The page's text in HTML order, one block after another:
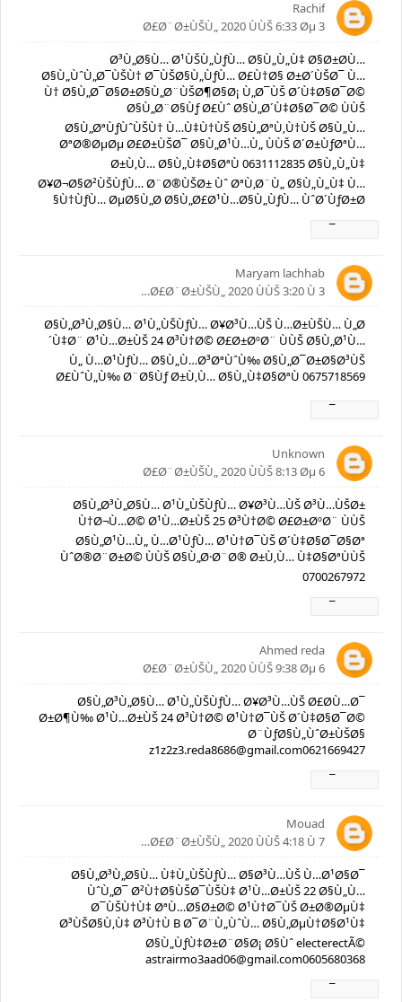
Rachif
3 Ø£Ø¨Ø±ÙŠÙ„ 2020 ÙÙŠ 6:33 Øµ
Ø³Ù„Ø§Ù… Ø¹ÙŠÙ„ÙƒÙ… Ø§Ù„Ù„Ù‡ Ø§Ø±Ø­Ù…
Ø§Ù„ÙˆÙ„Ø¯ÙŠÙ† Ø¯ÙŠØ§Ù„ÙƒÙ… Ø£Ù†Ø§ Ø±Ø´ÙŠØ¯ Ù…
Ù† Ø§Ù„Ø¯Ø§Ø±Ø§Ù„Ø¨ÙŠØ¶Ø§Ø¡ Ù„Ø¯ÙŠ Ø´Ù‡Ø§Ø¯Ø©
Ø§Ù„Ø¨Ø§Ùƒ Ø£Ùˆ Ø§Ù„Ø´Ù‡Ø§Ø¯Ø© ÙÙŠ
Ø§Ù„ØªÙƒÙˆÙŠÙ† Ù…Ù‡Ù†ÙŠ Ø§Ù„ØªÙ‚Ù†ÙŠ Ø§Ù„Ù…
ØªØ®ØµØµ Ø£Ø±ÙŠØ¯ Ø§Ù„Ø¹Ù…Ù„ ÙÙŠ Ø´Ø±ÙƒØªÙ…
Ø±Ù‚Ù… Ø§Ù„Ù‡Ø§ØªÙ 0631112835 Ø§Ù„Ù„Ù‡
Ø¥Ø¬Ø§Ø²ÙŠÙƒÙ… Ø¨Ø®ÙŠØ± Ùˆ ØªÙ‚Ø¨Ù„ Ø§Ù„Ù„Ù‡ Ù…
Ù†ÙƒÙ… ØµØ§Ù„Ø­ Ø§Ù„Ø£Ø¹Ù…Ø§Ù„ÙƒÙ… ÙˆØ´ÙƒØ±Ø§
Maryam lachhab
3 Ø£Ø¨Ø±ÙŠÙ„ 2020 ÙÙŠ 3:20 Ù…
Ø§Ù„Ø³Ù„Ø§Ù… Ø¹Ù„ÙŠÙƒÙ… Ø¥Ø³Ù…ÙŠ Ù…Ø±ÙŠÙ… Ù„Ø
´Ù‡Ø¨ Ø¹Ù…Ø±ÙŠ 24 Ø³Ù†Ø© Ø£Ø±ØºØ¨ ÙÙŠ Ø§Ù„Ø¹Ù…
Ù„ Ù…Ø¹ÙƒÙ… Ø§Ù„Ù…Ø³ØªÙˆÙ‰ Ø§Ù„Ø¯Ø±Ø§Ø³ÙŠ
Ø£ÙˆÙ„Ù‰ Ø¨Ø§Ùƒ Ø±Ù‚Ù… Ø§Ù„Ù‡Ø§ØªÙ 0675718569
Unknown
6 Ø£Ø¨Ø±ÙŠÙ„ 2020 ÙÙŠ 8:13 Øµ
Ø§Ù„Ø³Ù„Ø§Ù… Ø¹Ù„ÙŠÙƒÙ… Ø¥Ø³Ù…ÙŠ Ø³Ù…ÙŠØ±
Ù†Ø¬Ù…Ø© Ø¹Ù…Ø±ÙŠ 25 Ø³Ù†Ø© Ø£Ø±ØºØ¨ ÙÙŠ
Ø§Ù„Ø¹Ù…Ù„ Ù…Ø¹ÙƒÙ… Ø¹Ù†Ø¯ÙŠ Ø´Ù‡Ø§Ø¯Ø§Øª
ÙˆØ®Ø¨Ø±Ø© ÙÙŠ Ø§Ù„Ø·Ø¨Ø® Ø±Ù‚Ù… Ù‡Ø§ØªÙÙŠ
0700267972
Ahmed reda
6 Ø£Ø¨Ø±ÙŠÙ„ 2020 ÙÙŠ 9:38 Øµ
Ø§Ù„Ø³Ù„Ø§Ù… Ø¹Ù„ÙŠÙƒÙ… Ø¥Ø³Ù…ÙŠ Ø£Ø­Ù…Ø¯
Ø±Ø¶Ù‰ Ø¹Ù…Ø±ÙŠ 24 Ø³Ù†Ø© Ø¹Ù†Ø¯ÙŠ Ø´Ù‡Ø§Ø¯Ø©
Ø¨ÙƒØ§Ù„ÙˆØ±ÙŠØ§
z1z2z3.reda8686@gmail.com0621669427
Mouad
7 Ø£Ø¨Ø±ÙŠÙ„ 2020 ÙÙŠ 4:18 Ù…
Ø§Ù„Ø³Ù„Ø§Ù… Ù‡Ù„ÙŠÙƒÙ… Ø§Ø³Ù…ÙŠ Ù…Ø¹Ø§Ø¯
ÙˆÙ„Ø¯ Ø²Ù†Ø§ÙŠØ¯ÙŠÙ‡ Ø¹Ù…Ø±ÙŠ 22 Ø§Ù„Ù…
Ø¯ÙŠÙ†Ù‡ ØªÙ…Ø§Ø±Ø© Ø¹Ù†Ø¯ÙŠ Ø±Ø®ØµÙ‡
Ø³ÙŠØ§Ù‚Ù‡ Ø³Ù†Ù B Ø¯Ø¨Ù„ÙˆÙ… Ø§Ù„ØµÙ†Ø§Ø¹Ù‡
Ø§Ù„ÙƒÙ‡Ø±Ø¨Ø§Ø¡ Ø§Ùˆ electerectÃ©
astrairmo3aad06@gmail.com0605680368